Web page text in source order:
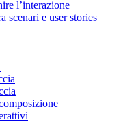
l’interazione
scenari e user stories